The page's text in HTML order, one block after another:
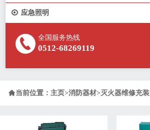
 应急照明
全国服务热线
0512-68269119
当前位置： 主页>消防器材>灭火器维修充装